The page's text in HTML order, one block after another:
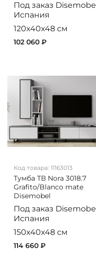
Под заказ Disemobel
Испания
120x40x48 см
102 060 ₽
Код товара: 11163013
Тумба ТВ Nora 3018.7
Grafito/Blanco mate
Disemobel
Под заказ Disemobel
Испания
150x40x48 см
114 660 ₽